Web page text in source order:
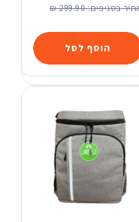
הוסף לסל
בסניפים:299.90 ₪